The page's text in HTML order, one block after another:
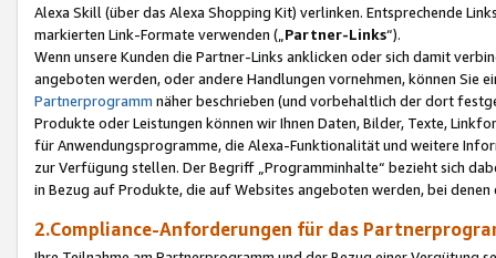
Alexa Skill (über das Alexa Shopping Kit) verlinken. Entsprechende
markierten Link-Formate verwenden („ Partner-Links“).
Wenn unsere Kunden die Partner-Links anklicken oder sich damit
angeboten werden, oder andere Handlungen vornehmen, können Sie
Partnerprogramm näher beschrieben (und vorbehaltlich der dort
Produkte oder Leistungen können wir Ihnen Daten, Bilder, Texte,
für Anwendungsprogramme, die Alexa-Funktionalität und weitere
zur Verfügung stellen. Der Begriff „Programminhalte“ bezieht sich
in Bezug auf Produkte, die auf Websites angeboten werden, bei
2.Compliance-Anforderungen für das